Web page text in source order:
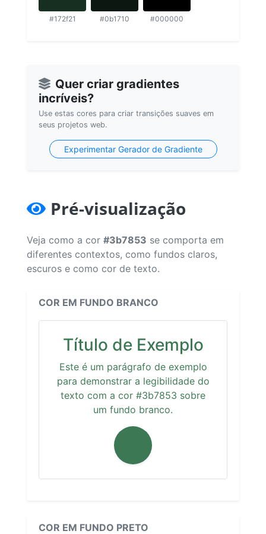
#172f21 #0b1710 #000000
Quer criar gradientes
incríveis?
Use estas cores para criar transições suaves em
seus projetos web.
Experimentar Gerador de Gradiente
Pré-visualização
Veja como a cor #3b7853 se comporta em
diferentes contextos, como fundos claros,
escuros e como cor de texto.
COR EM FUNDO BRANCO
Título de Exemplo
Este é um parágrafo de exemplo
para demonstrar a legibilidade do
texto com a cor #3b7853 sobre
um fundo branco.
COR EM FUNDO PRETO